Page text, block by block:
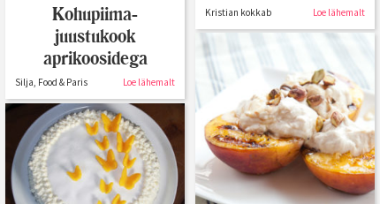
Kristian kokkab Loe lähemalt
Kohupiima-
juustukook
aprikoosidega
Silja, Food & Paris Loe lähemalt